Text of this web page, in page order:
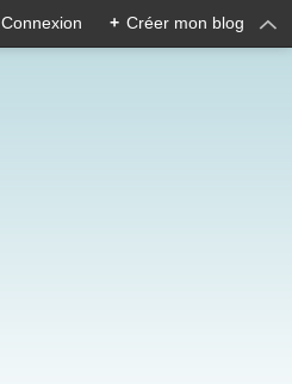
Connexion + Créer mon blog